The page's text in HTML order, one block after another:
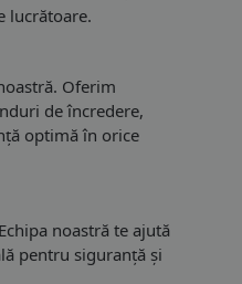
lucrătoare.
Oferim
de încredere,
optimă în orice
noastră te ajută
pentru siguranță și